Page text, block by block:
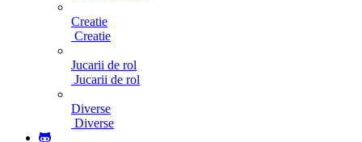
Creatie
Creatie
Jucarii de rol
Jucarii de rol
Diverse
Diverse